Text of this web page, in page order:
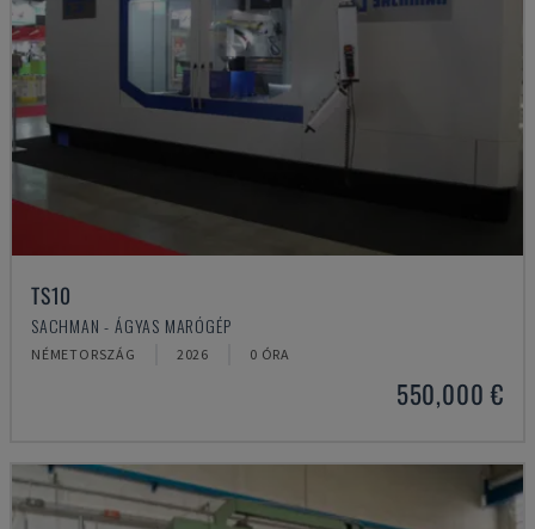
TS10
SACHMAN - ÁGYAS MARÓGÉP
NÉMETORSZÁG 2026 0 ÓRA
550,000 €